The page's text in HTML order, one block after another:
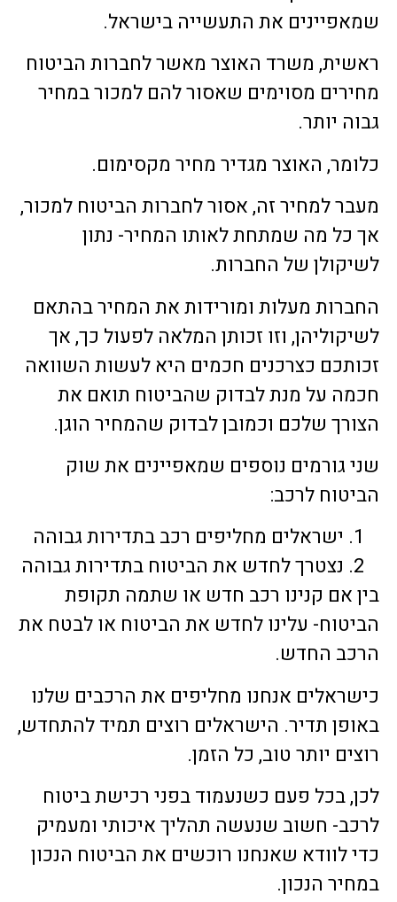
שמאפיינים את התעשייה בישראל.
ראשית, משרד האוצר מאשר לחברות הביטוח
מחירים מסוימים שאסור להם למכור במחיר
גבוה יותר.
כלומר, האוצר מגדיר מחיר מקסימום.
מעבר למחיר זה, אסור לחברות הביטוח למכור,
אך כל מה שמתחת לאותו המחיר- נתון
לשיקולן של החברות.
החברות מעלות ומורידות את המחיר בהתאם
לשיקוליהן, וזו זכותן המלאה לפעול כך, אך
זכותכם כצרכנים חכמים היא לעשות השוואה
חכמה על מנת לבדוק שהביטוח תואם את
הצורך שלכם וכמובן לבדוק שהמחיר הוגן.
שני גורמים נוספים שמאפיינים את שוק
הביטוח לרכב:
ישראלים מחליפים רכב בתדירות גבוהה
נצטרך לחדש את הביטוח בתדירות גבוהה
בין אם קנינו רכב חדש או שתמה תקופת
הביטוח- עלינו לחדש את הביטוח או לבטח את
הרכב החדש.
כישראלים אנחנו מחליפים את הרכבים שלנו
באופן תדיר. הישראלים רוצים תמיד להתחדש,
רוצים יותר טוב, כל הזמן.
לכן, בכל פעם כשנעמוד בפני רכישת ביטוח
לרכב- חשוב שנעשה תהליך איכותי ומעמיק
כדי לוודא שאנחנו רוכשים את הביטוח הנכון
במחיר הנכון.